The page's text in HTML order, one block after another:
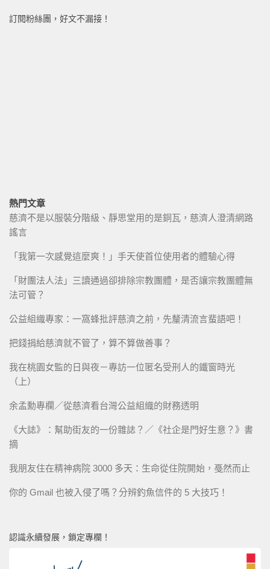
訂閱粉絲團，好文不漏接！
熱門文章
慈濟不是以服裝分階級、靜思堂用的是銅瓦，慈濟人澄清網路
謠言
「我第一次感覺這麼爽！」手天使首位使用者的體驗心得
「財團法人法」三讀通過卻排除宗教團體，是否讓宗教團體無
法可管？
公益組織專家：一窩蜂批評慈濟之前，先釐清流言蜚語吧！
把錢捐給慈濟就不管了，算不算做善事？
我在桃園女監的日與夜－專訪一位匿名受刑人的鐵窗時光
（上）
余孟勳專欄／從慈濟看台灣公益組織的財務透明
《大誌》：幫助街友的一份雜誌？／《社企是門好生意？》書
摘
我朋友住在精神病院 3000 多天：生命從住院開始，戞然而止
你的 Gmail 也被入侵了嗎？分辨釣魚信件的 5 大技巧！
認識永續發展，鎖定專欄！